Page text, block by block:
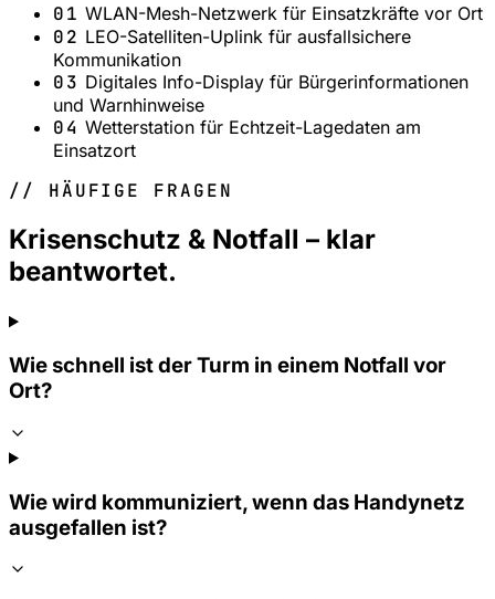
01 WLAN-Mesh-Netzwerk für Einsatzkräfte vor Ort
02 LEO-Satelliten-Uplink für ausfallsichere
Kommunikation
03 Digitales Info-Display für Bürgerinformationen
und Warnhinweise
04 Wetterstation für Echtzeit-Lagedaten am
Einsatzort
// HÄUFIGE FRAGEN
Krisenschutz & Notfall – klar
beantwortet.
Wie schnell ist der Turm in einem Notfall vor
Ort?
Wie wird kommuniziert, wenn das Handynetz
ausgefallen ist?